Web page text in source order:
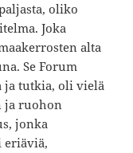
oliko
Joka
alta
Se Forum
ja tutkia, oli vielä
ja ruohon
jonka
eriäviä,